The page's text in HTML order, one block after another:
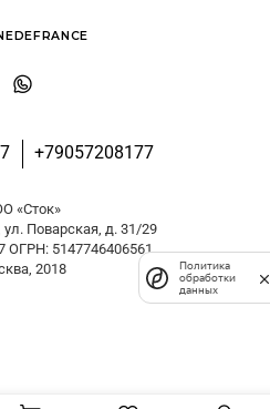
+79057208177
«Сток»
ул. Поварская, д. 31/29
ОГРН: 5147746406561
2018
Политика
обработки
данных